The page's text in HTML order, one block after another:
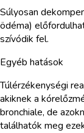
Súlyosan
ödéma)
szívódik fel.
Egyéb hatások
Túlérzékenységi
akiknek a
bronchiale, de
találhatók meg